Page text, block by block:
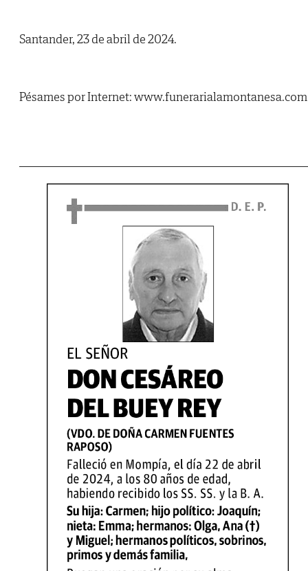
Santander, 23 de abril de 2024.
Pésames por Internet: www.funerarialamontanesa.com